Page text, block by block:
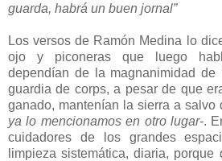
guarda, habrá un buen jornal”
Los versos de Ramón Medina lo
ojo y piconeras que luego
dependían de la magnanimidad de
guardia de corps, a pesar de que
ganado, mantenían la sierra a salvo
ya lo mencionamos en otro lugar-.
cuidadores de los grandes
limpieza sistemática, diaria,